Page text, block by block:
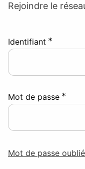
Rejoindre le
Identifiant *
Mot de passe *
Mot de passe